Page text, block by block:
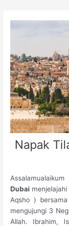
Napak
Dubai
Aqsho )
mengujungi 3
Allah. Ibrahim,